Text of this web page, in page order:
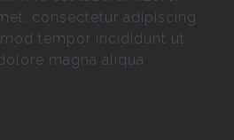
consectetur adipiscing
tempor incididunt ut
magna aliqua